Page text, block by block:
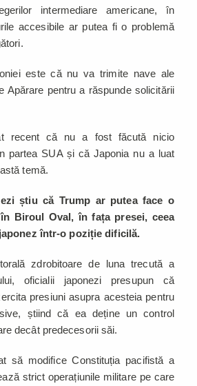
intermediare americane, în
accesibile ar putea fi o problemă
este că nu va trimite nave ale
Apărare pentru a răspunde solicitării
recent că nu a fost făcută nicio
partea SUA și că Japonia nu a luat
temă.
știu că Trump ar putea face o
Biroul Oval, în fața presei, ceea
într-o poziție dificilă.
zdrobitoare de luna trecută a
oficialii japonezi presupun că
presiuni asupra acesteia pentru
știind că ea deține un control
decât predecesorii săi.
să modifice Constituția pacifistă a
strict operațiunile militare pe care